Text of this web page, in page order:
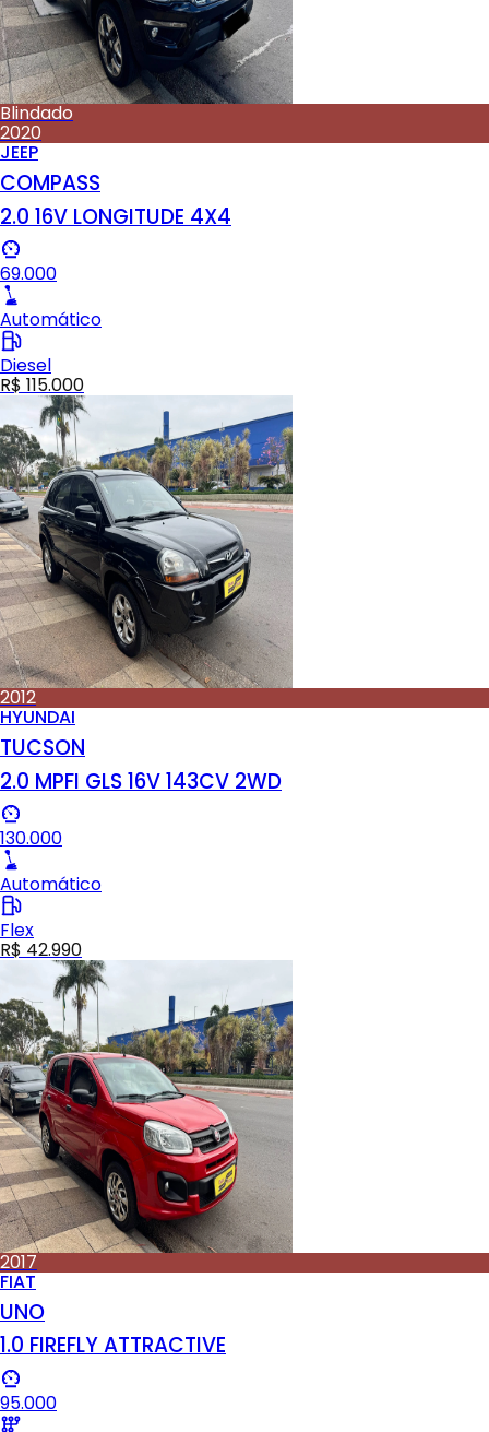
Blindado
2020
JEEP
COMPASS
2.0 16V LONGITUDE 4X4
69.000
Automático
Diesel
R$ 115.000
2012
HYUNDAI
TUCSON
2.0 MPFI GLS 16V 143CV 2WD
130.000
Automático
Flex
R$ 42.990
2017
FIAT
UNO
1.0 FIREFLY ATTRACTIVE
95.000